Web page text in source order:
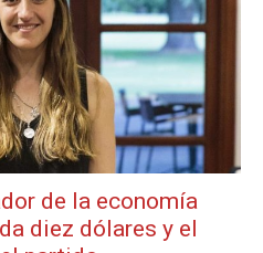
de la economía
diez dólares y el